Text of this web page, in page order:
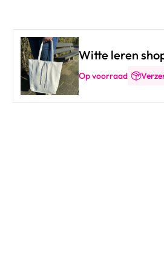
Witte leren
Op voorraad